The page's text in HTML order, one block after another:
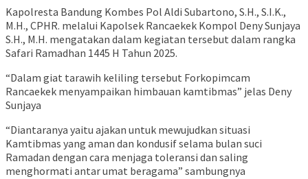
Kapolresta Bandung Kombes Pol Aldi Subartono, S.H., S.I.K.,
M.H., CPHR. melalui Kapolsek Rancaekek Kompol Deny Sunjaya
S.H., M.H. mengatakan dalam kegiatan tersebut dalam rangka
Safari Ramadhan 1445 H Tahun 2025.
“Dalam giat tarawih keliling tersebut Forkopimcam
Rancaekek menyampaikan himbauan kamtibmas” jelas Deny
Sunjaya
“Diantaranya yaitu ajakan untuk mewujudkan situasi
Kamtibmas yang aman dan kondusif selama bulan suci
Ramadan dengan cara menjaga toleransi dan saling
menghormati antar umat beragama” sambungnya